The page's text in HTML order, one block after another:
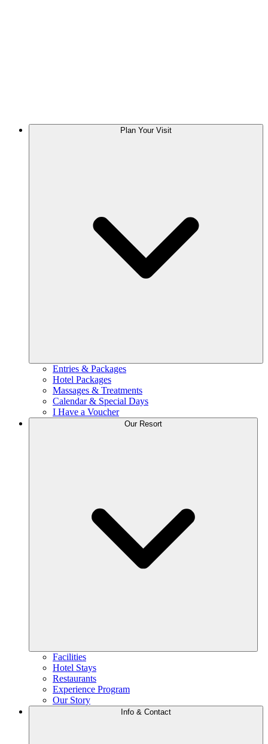
Plan Your Visit
Entries & Packages
Hotel Packages
Massages & Treatments
Calendar & Special Days
I Have a Voucher
Our Resort
Facilities
Hotel Stays
Restaurants
Experience Program
Our Story
Info & Contact